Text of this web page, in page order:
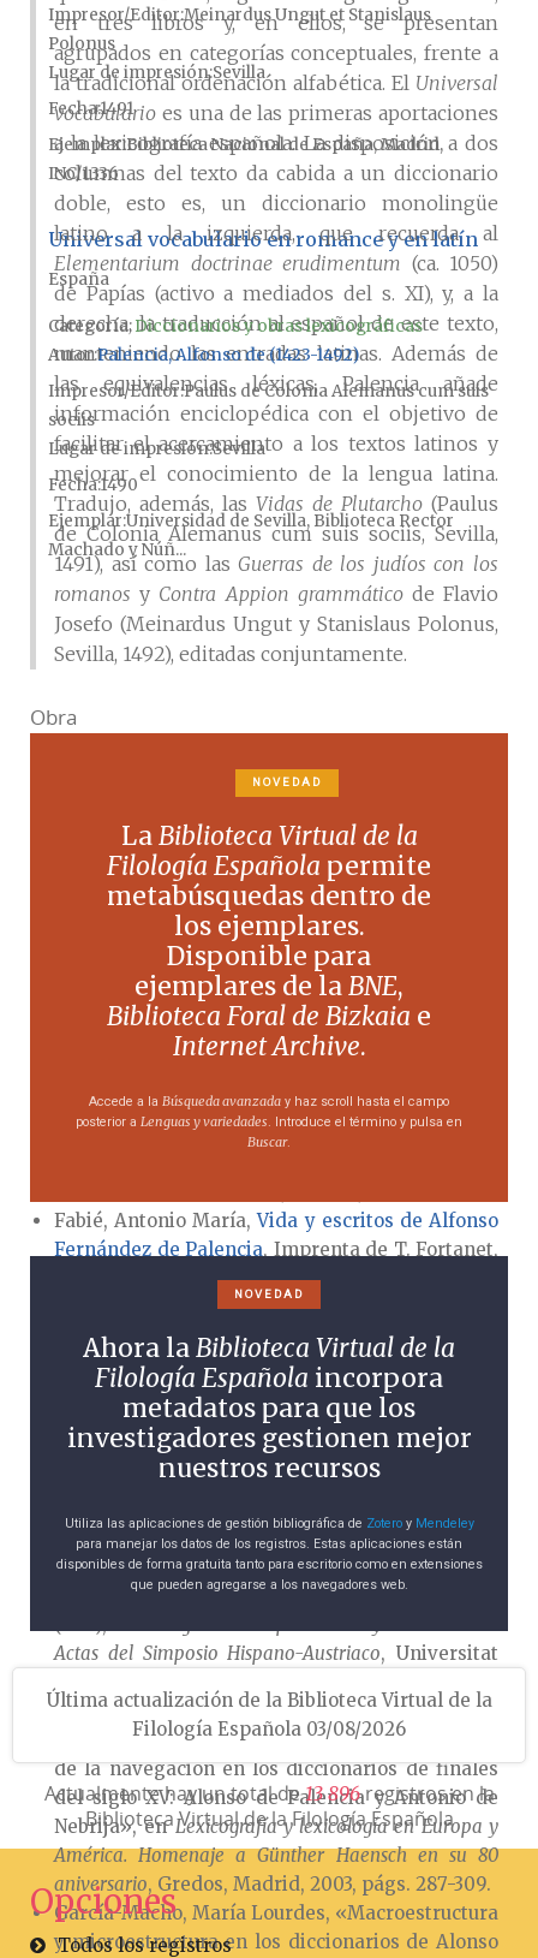
en tres libros y, en ellos, se presentan
agrupados en categorías conceptuales, frente a
la tradicional ordenación alfabética. El Universal
vocabulario es una de las primeras aportaciones
a la lexicografía española. La disposición a dos
columnas del texto da cabida a un diccionario
doble, esto es, un diccionario monolingüe
latino a la izquierda, que recuerda al
Elementarium doctrinae erudimentum (ca. 1050)
de Papías (activo a mediados del s. XI), y, a la
derecha, la traducción al español de este texto,
manteniendo las entradas latinas. Además de
las equivalencias léxicas, Palencia añade
información enciclopédica con el objetivo de
facilitar el acercamiento a los textos latinos y
mejorar el conocimiento de la lengua latina.
Tradujo, además, lasVidas de Plutarcho (Paulus
de Colonia Alemanus cum suis sociis, Sevilla,
1491), así como las Guerras de los judíos con los
romanosy Contra Appion grammáticode Flavio
Josefo (Meinardus Ungut y Stanislaus Polonus,
Sevilla, 1492), editadas conjuntamente.
Obra
, Meinardus Ungut y Stanislaus
Polonus, Sevilla, 1491.
Universal vocabulario en latín y en romance
Paulus de Colonia Alemanus cum suis sociis,
Sevilla, 1490.
Alemany Ferrer, Rafael, «Un antecedente
olvidado de Antonio de Nebrija: la obra
lexicográfica de Alonso de Palencia»,
págs. 119-132.
Fabié, Antonio María,Dos tratados de Alfonso de
Fabié, Antonio María,Vida y escritos de Alfonso
Fernández de Palencia, Imprenta de T. Fortanet,
García-Macho, María Lourdes, «Antonio de
Nebrija entre Alonso de Palencia y Sebastián de
Covarrubias», en Antonia M. Medina Guerra
(coord.),Estudios de lexicografía diacrónica del
español (V Centenario del Vocabularium Ecclesiastum
de Rodrigo Fernández de Santaella), Universidad de
Málaga, Málaga, 2001, págs. 41-58.
de la medicina en Alonso de Palencia y Antonio
de Nebrija», en María Bargalló, Esther Forgas,
Cecilio Garriga, Ana Rubio y Johannes Schnitzer
Actas del Simposio Hispano-Austriaco, Universitat
Rovira i Virgili, Departament de Filologies
Romàniques, Tarragona, 2001, págs. 133-155.
García-Macho, María Lourdes, «El vocabulario
de la navegación en los diccionarios de finales
del siglo XV: Alonso de Palencia y Antonio de
Nebrija», enLexicografía y lexicología en Europa y
América. Homenaje a Günther Haensch en su 80
aniversario, Gredos, Madrid, 2003, págs. 287-309.
García-Macho, María Lourdes, «Macroestructura
y microestructura en los diccionarios de Alonso
Impresor/EditorMeinardus Ungut et Stanislaus
Polonus
Lugar de impresiónSevilla
Fecha1491
EjemplarBiblioteca Nacional de España, Madrid,
INC/1336
Universal vocabulario en romance y en latín
España
Categoría:Diccionarios y obras lexicográficas
AutorPalencia, Alfonso de (1423-1492)
Impresor/Editor Paulus de Colonia Alemanus cum suis
sociis
Lugar de impresiónSevilla
Fecha1490
Ejemplar Universidad de Sevilla, Biblioteca Rector
Machado y Núñ...
NOVEDAD
LaBiblioteca Virtual de la
Filología Española permite
metabúsquedas dentro de
los ejemplares.
Disponible para
ejemplares de laBNE,
Biblioteca Foral de Bizkaia e
Internet Archive.
Accede a la Búsqueda avanzada y haz scroll hasta el campo
posterior a Lenguas y variedades. Introduce el término y pulsa en
Buscar.
NOVEDAD
Ahora laBiblioteca Virtual de la
Filología Española incorpora
metadatos para que los
investigadores gestionen mejor
nuestros recursos
Utiliza las aplicaciones de gestión bibliográfica de Zoteroy Mendeley
para manejar los datos de los registros. Estas aplicaciones están
disponibles de forma gratuita tanto para escritorio como en extensiones
que pueden agregarse a los navegadores web.
Última actualización de la Biblioteca Virtual de la
Filología Española 03/08/2026
Actualmente hay un total de13 896registros en la
Biblioteca Virtual de la Filología Española
Opciones
Todos los registros